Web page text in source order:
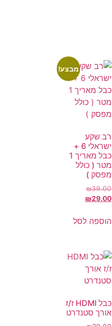
מבצע!
רב שקע
ישראלי 6 +
כבל מאריך 1
מטר ( כולל
מפסק )
₪39.00
₪29.00
הוספה לסל
כבל HDMI ז/ז
אורך סטנדרט